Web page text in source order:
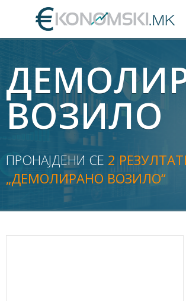
АКТУЕЛНО
ЕКОНОМИЈА
ФИНАНСИИ
БАНКАРСТВО
ЖИВОТ
МОЗАИК
ВОЗИЛО
ПРОНАЈДЕНИ СЕ 2
„ДЕМОЛИРАНО ВОЗИЛО“